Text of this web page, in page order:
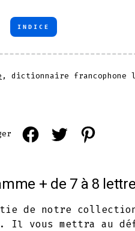
INDICE
, dictionnaire
Open
a
new
tab
Open
a
new
tab
a
new
tab
+ de 7 à 8
de notre
Il vous mettra au